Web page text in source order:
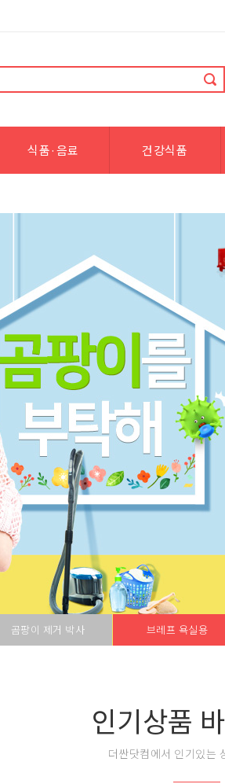
식품·음료 건강식품
곰팡이 제거 박사 브레프 욕실용
인기상품
더싼닷컴에서 인기있는